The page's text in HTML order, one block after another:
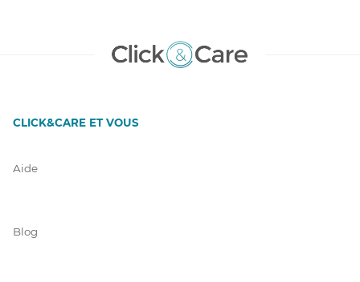
CLICK&CARE ET VOUS
Aide
Blog